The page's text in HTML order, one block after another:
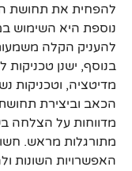
להפחית את תחושת
נוספת היא השימוש
להעניק הקלה
בנוסף, ישנן טכניקות
מדיטציה, וטכניקות
הכאב וביצירת
מדווחות על הצלחה
מתורגלות מראש.
האפשרויות השונות